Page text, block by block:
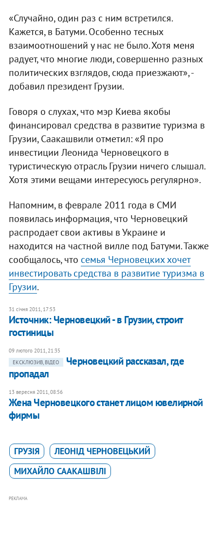
«Случайно, один раз с ним встретился.
Кажется, в Батуми. Особенно тесных
взаимоотношений у нас не было. Хотя меня
радует, что многие люди, совершенно разных
политических взглядов, сюда приезжают», -
добавил президент Грузии.
Говоря о слухах, что мэр Киева якобы
финансировал средства в развитие туризма в
Грузии, Саакашвили отметил: «Я про
инвестиции Леонида Черновецкого в
туристическую отрасль Грузии ничего слышал.
Хотя этими вещами интересуюсь регулярно».
Напомним, в феврале 2011 года в СМИ
появилась информация, что Черновецкий
распродает свои активы в Украине и
находится на частной вилле под Батуми. Также
сообщалось, что семья Черновецких хочет
инвестировать средства в развитие туризма в
Грузии.
31 січня 2011, 17:53
Источник: Черновецкий - в Грузии, строит
гостиницы
09 лютого 2011, 21:35
ЕКСКЛЮЗИВ, ВІДЕО
Черновецкий рассказал, где
пропадал
13 вересня 2011, 08:56
Жена Черновецкого станет лицом ювелирной
фирмы
ГРУЗІЯ
ЛЕОНІД ЧЕРНОВЕЦЬКИЙ
МИХАЙЛО СААКАШВІЛІ
РЕКЛАМА